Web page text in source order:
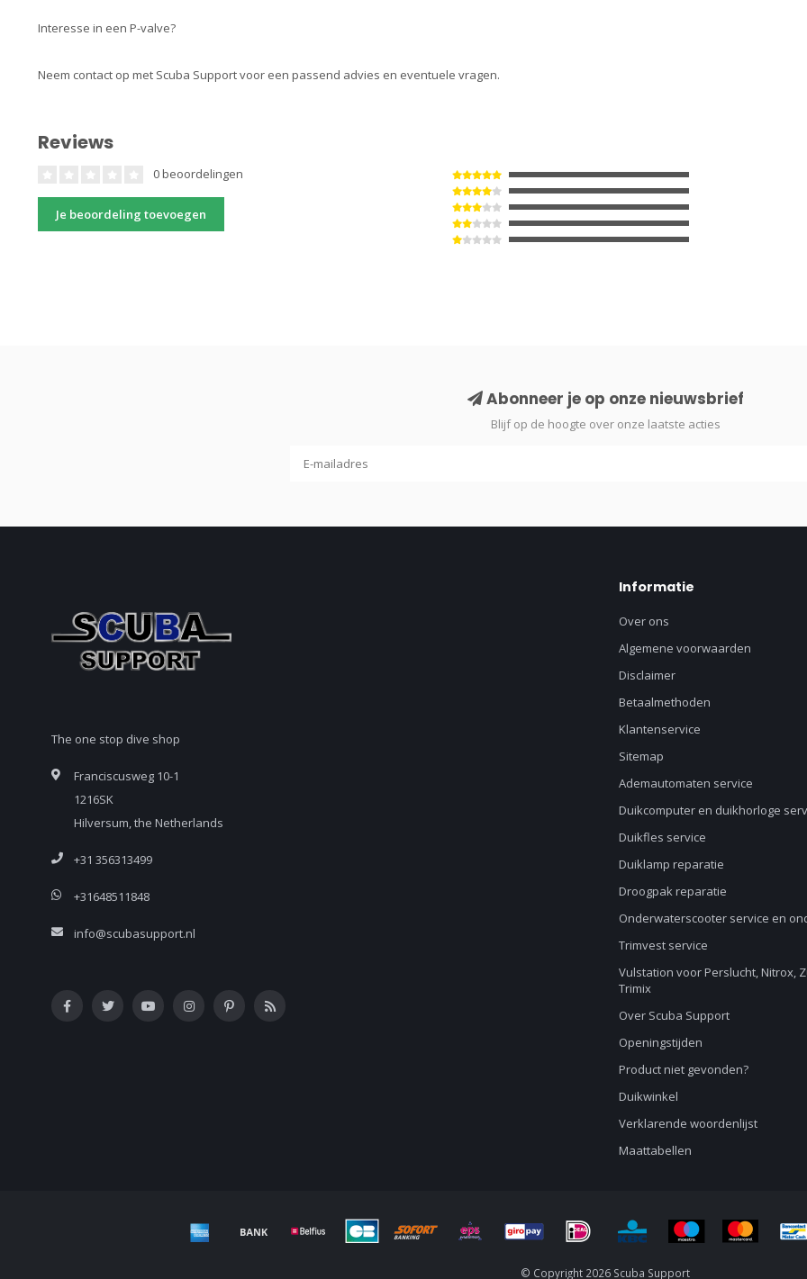
Interesse in een P-valve?
Neem contact op met Scuba Support voor een passend advies en eventuele vragen.
Reviews
0 beoordelingen
Je beoordeling toevoegen
Abonneer je op onze nieuwsbrief
Blijf op de hoogte over onze laatste acties
The one stop dive shop
Franciscusweg 10-1
1216SK
Hilversum, the Netherlands
+31 356313499
+31648511848
info@scubasupport.nl
Informatie
Over ons
Algemene voorwaarden
Disclaimer
Betaalmethoden
Klantenservice
Sitemap
Ademautomaten service
Duikcomputer en duikhorloge
Duikfles service
Duiklamp reparatie
Droogpak reparatie
Onderwaterscooter service en
Trimvest service
Vulstation voor Perslucht, Nitrox,
Trimix
Over Scuba Support
Openingstijden
Product niet gevonden?
Duikwinkel
Verklarende woordenlijst
Maattabellen
© Copyright 2026 Scuba Support